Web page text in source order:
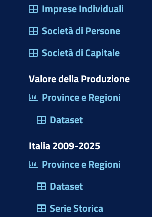
d
a
l
g
o
Imprese Individuali
Società di Persone
Società di Capitale
Valore della Produzione
Province e Regioni
Dataset
Italia 2009-2025
Province e Regioni
Dataset
Serie Storica